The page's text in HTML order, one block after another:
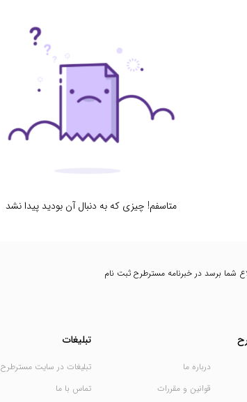
متاسفم! چیزی که به دنبال آن بودید پیدا نشد
شما برسد در خبرنامه مسترطرح ثبت نام
درباره ما
قوانین و مقررات
تبلیغات
تبلیغات در سایت مسترطرح
تماس با ما